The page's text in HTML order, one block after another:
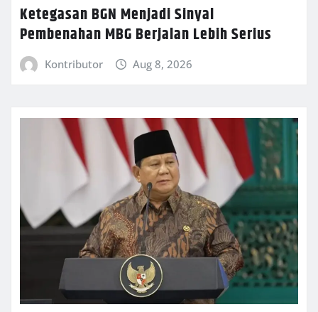
Ketegasan BGN Menjadi Sinyal
Pembenahan MBG Berjalan Lebih Serius
Kontributor Aug 8, 2026